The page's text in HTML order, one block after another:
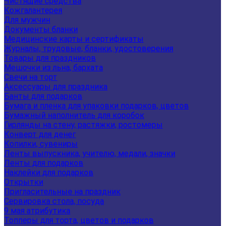
Кожгалантерея
Для мужчин
Документы бланки
Медицинские карты и сертификаты
Журналы, трудовые, бланки, удостоверения
Товары для праздников
Мешочки из льна, бархата
Свечи на торт
Аксессуары для праздника
Банты для подарков
Бумага и пленка для упаковки подарков, цветов
Бумажный наполнитель для коробок
Гирлянды на стену, растяжки, ростомеры
Конверт для денег
Копилки, сувениры
Ленты выпускника, учителю, медали, значки
Ленты для подарков
Наклейки для подарков
Открытки
Пригласительные на праздник
Сервировка стола, посуда
9 мая атрибутика
Топперы для торта, цветов и подарков